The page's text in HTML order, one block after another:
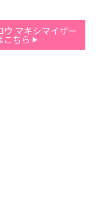
マキシマイザー
こちら